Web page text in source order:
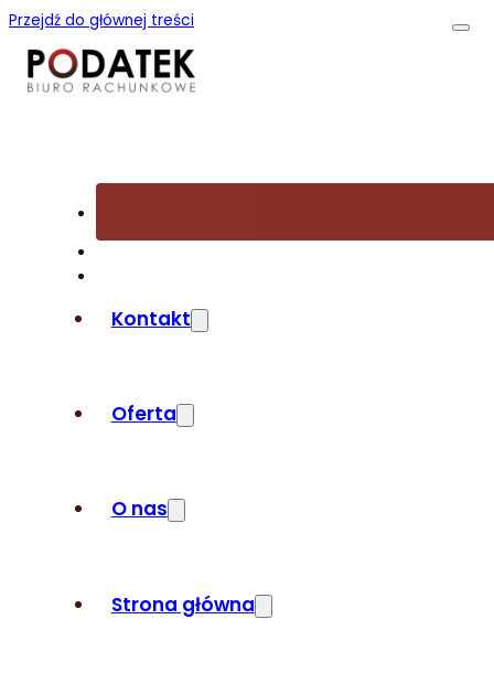
Przejdź do głównej treści
Kontakt
Oferta
O nas
Strona główna